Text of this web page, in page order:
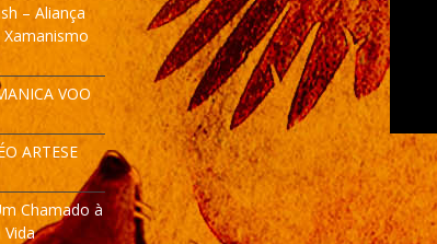
– Aliança
VOO
ARTESE
Chamado à
Vida